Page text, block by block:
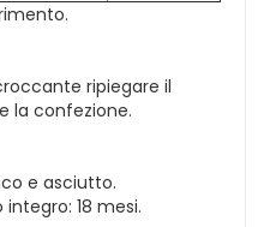
ripiegare il
la confezione.
e asciutto.
18 mesi.